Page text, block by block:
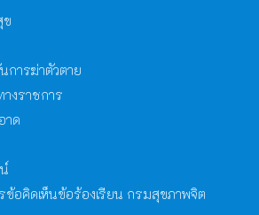
ข
การฆ่าตัวตาย
งราชการ
าด
ข้อคิดเห็นข้อร้องเรียน กรมสุขภาพจิต